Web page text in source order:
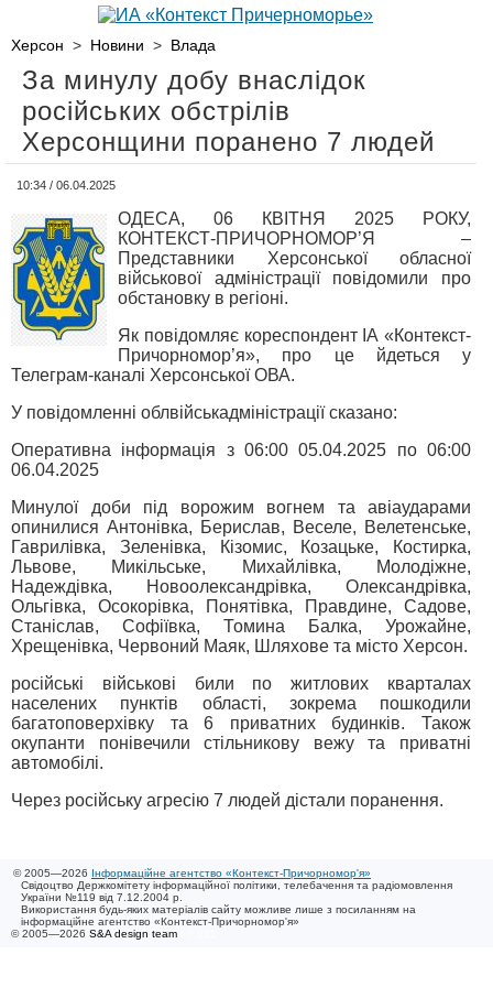
Херсон > Новини > Влада
За минулу добу внаслідок
російських обстрілів
Херсонщини поранено 7 людей
10:34 / 06.04.2025
ОДЕСА, 06 КВІТНЯ 2025 РОКУ,
КОНТЕКСТ-ПРИЧОРНОМОР’Я –
Представники Херсонської обласної
військової адміністрації повідомили про
обстановку в регіоні.
Як повідомляє кореспондент ІА «Контекст-
Причорномор’я», про це йдеться у
Телеграм-каналі Херсонської ОВА.
У повідомленні облвійськадміністрації сказано:
Оперативна інформація з 06:00 05.04.2025 по 06:00
06.04.2025
Минулої доби під ворожим вогнем та авіаударами
опинилися Антонівка, Берислав, Веселе, Велетенське,
Гаврилівка, Зеленівка, Кізомис, Козацьке, Костирка,
Львове, Микільське, Михайлівка, Молодіжне,
Надеждівка, Новоолександрівка, Олександрівка,
Ольгівка, Осокорівка, Понятівка, Правдине, Садове,
Станіслав, Софіївка, Томина Балка, Урожайне,
Хрещенівка, Червоний Маяк, Шляхове та місто Херсон.
російські військові били по житлових кварталах
населених пунктів області, зокрема пошкодили
багатоповерхівку та 6 приватних будинків. Також
окупанти понівечили стільникову вежу та приватні
автомобілі.
Через російську агресію 7 людей дістали поранення.
© 2005—2026 Інформаційне агентство «Контекст-Причорномор'я»
Свідоцтво Держкомітету інформаційної політики, телебачення та радіомовлення
України №119 від 7.12.2004 р.
Використання будь-яких матеріалів сайту можливе лише з посиланням на
інформаційне агентство «Контекст-Причорномор'я»
© 2005—2026 S&A design team